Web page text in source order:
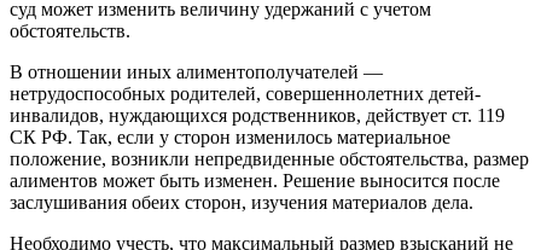
суд может изменить величину удержаний с учетом
обстоятельств.
В отношении иных алиментополучателей —
нетрудоспособных родителей, совершеннолетних детей-
инвалидов, нуждающихся родственников, действует ст. 119
СК РФ. Так, если у сторон изменилось материальное
положение, возникли непредвиденные обстоятельства, размер
алиментов может быть изменен. Решение выносится после
заслушивания обеих сторон, изучения материалов дела.
Необходимо учесть, что максимальный размер взысканий не